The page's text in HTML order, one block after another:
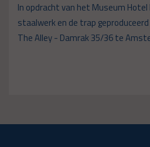
In opdracht van het Museum
staalwerk en de trap
The Alley - Damrak 35/36 te